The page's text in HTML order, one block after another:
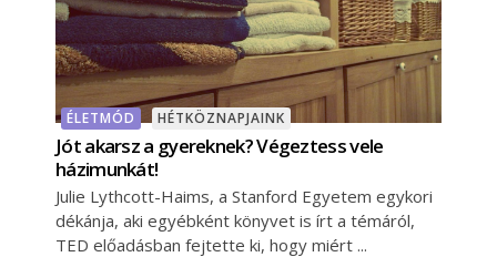
ÉLETMÓD HÉTKÖZNAPJAINK
Jót akarsz a gyereknek? Végeztess vele
házimunkát!
Julie Lythcott-Haims, a Stanford Egyetem egykori
dékánja, aki egyébként könyvet is írt a témáról,
TED előadásban fejtette ki, hogy miért